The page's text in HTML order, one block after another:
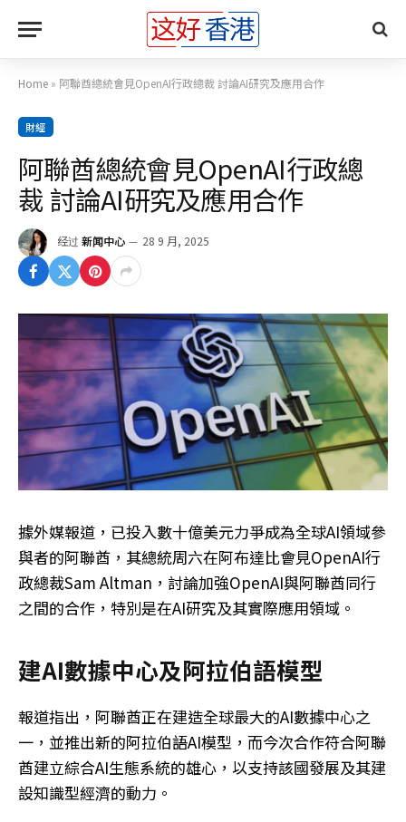
Home » 阿聯酋總統會見OpenAI行政總裁 討論AI研究及應用合作
財經
阿聯酋總統會見OpenAI行政總
裁 討論AI研究及應用合作
经过 新闻中心 28 9 月, 2025
據外媒報道，已投入數十億美元力爭成為全球AI領域參
與者的阿聯酋，其總統周六在阿布達比會見OpenAI行
政總裁Sam Altman，討論加強OpenAI與阿聯酋同行
之間的合作，特別是在AI研究及其實際應用領域。
建AI數據中心及阿拉伯語模型
報道指出，阿聯酋正在建造全球最大的AI數據中心之
一，並推出新的阿拉伯語AI模型，而今次合作符合阿聯
酋建立綜合AI生態系統的雄心，以支持該國發展及其建
設知識型經濟的動力。